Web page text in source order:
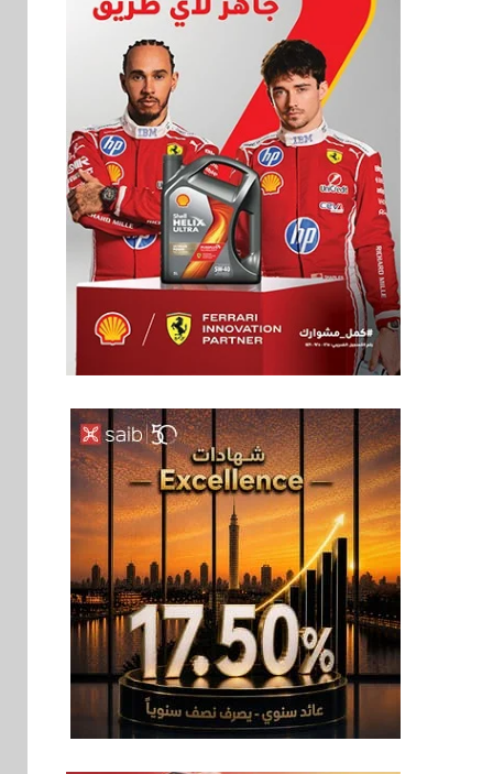
6 بنوك
بنك QNB مصر يعزز
جاهزية المشروعات
الصغيرة والمتوسطة
للنمو والتوسع
7
اخبار
فيكسد مصر و”حلول”
تتشاركان في تطوير
أول منصة للسياحة
الصحية في مصر
والشرق الأوسط
وأفريقيا Tour4Cure
8